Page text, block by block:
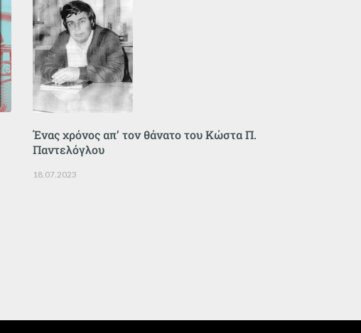
Ένας χρόνος απ’ τον θάνατο του Κώστα Π.
Παντελόγλου
18.07.2023